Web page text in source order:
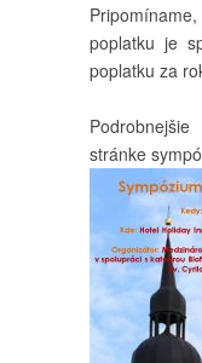
poplatku je
poplatku za
stránke